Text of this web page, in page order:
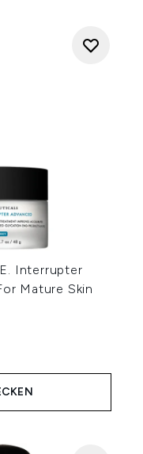
Interrupter
Mature Skin